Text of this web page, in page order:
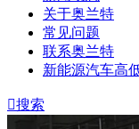
关于奥兰特
常见问题
联系奥兰特
新能源汽车高
搜索